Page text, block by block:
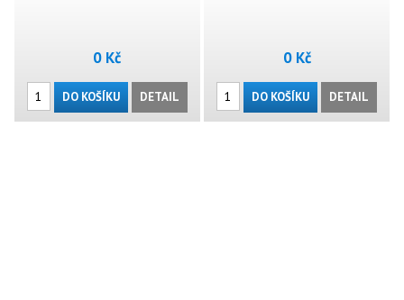
0 Kč
DO KOŠÍKU DETAIL
0 Kč
DO KOŠÍKU DETAIL